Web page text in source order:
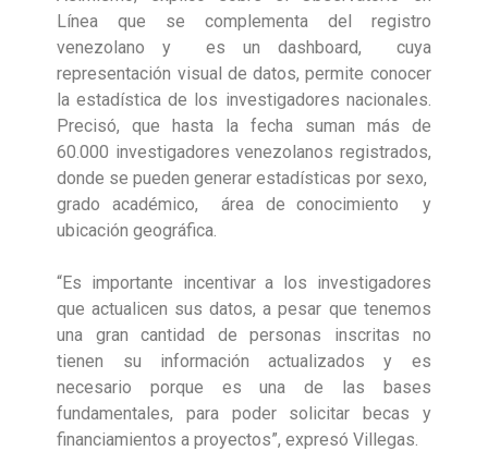
Línea que se complementa del registro
venezolano y es un dashboard, cuya
representación visual de datos, permite conocer
la estadística de los investigadores nacionales.
Precisó, que hasta la fecha suman más de
60.000 investigadores venezolanos registrados,
donde se pueden generar estadísticas por sexo,
grado académico, área de conocimiento y
ubicación geográfica.
“Es importante incentivar a los investigadores
que actualicen sus datos, a pesar que tenemos
una gran cantidad de personas inscritas no
tienen su información actualizados y es
necesario porque es una de las bases
fundamentales, para poder solicitar becas y
financiamientos a proyectos”, expresó Villegas.